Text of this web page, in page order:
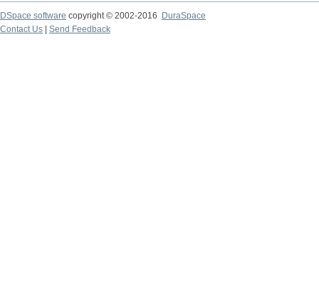
DSpace software copyright © 2002-2016
DuraSpace
Contact Us
Send Feedback